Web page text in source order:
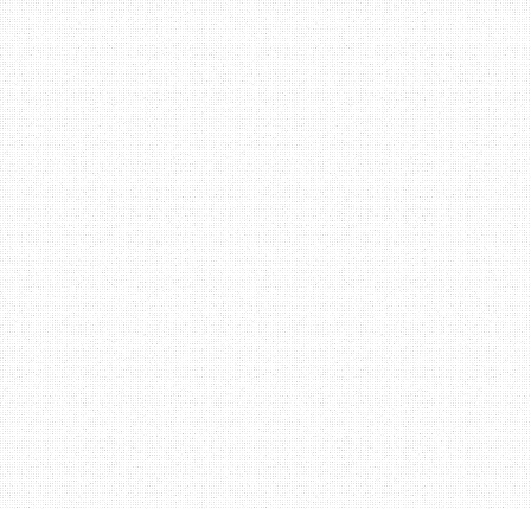
datang lambat dari saya masih boleh
dari saya? Kalau macam ni, datang pukul
boleh renew!!!"
Pegawai 1 menjawab "Saya buat
tu potong barisan".. "Abes, kenapa
kalau sesiapa je boleh masuk potong
Lain kali saya masuk je sini, saya
boleh?!!"
Masa tu orang yang ada dalam
tertumpu pada aku. Nak pikir malu,